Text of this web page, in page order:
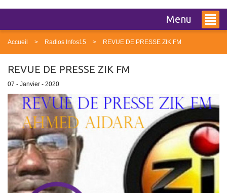
Menu
Accueil Radios Infos15 REVUE DE PRESSE ZIK FM
REVUE DE PRESSE ZIK FM
07 - Janvier - 2020